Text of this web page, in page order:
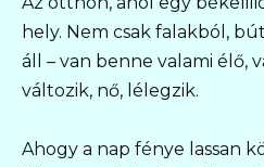
hely. Nem csak falakból,
áll – van benne valami élő,
változik, nő, lélegzik.
Ahogy a nap fénye lassan